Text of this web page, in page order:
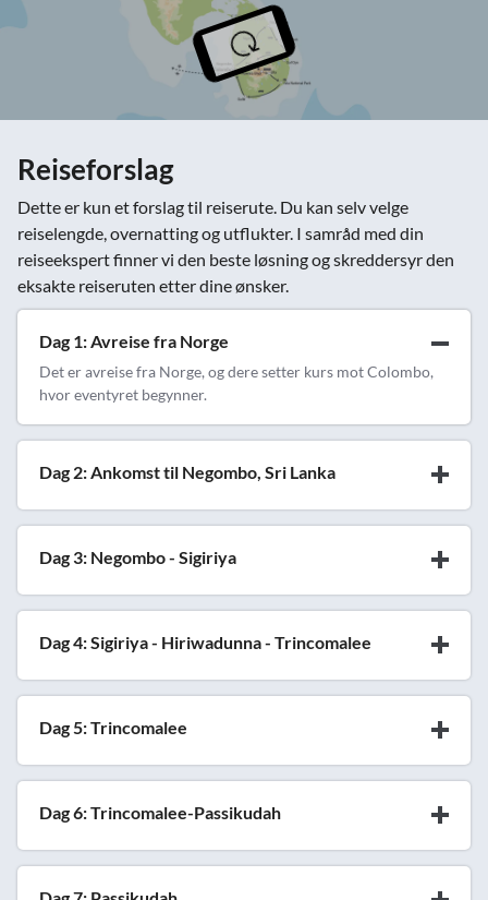
Reiseforslag
Dette er kun et forslag til reiserute. Du kan selv velge
reiselengde, overnatting og utflukter. I samråd med din
reiseekspert finner vi den beste løsning og skreddersyr den
eksakte reiseruten etter dine ønsker.
Dag 1: Avreise fra Norge
Det er avreise fra Norge, og dere setter kurs mot Colombo,
hvor eventyret begynner.
Dag 2: Ankomst til Negombo, Sri Lanka
Dag 3: Negombo - Sigiriya
Dag 4: Sigiriya - Hiriwadunna - Trincomalee
Dag 5: Trincomalee
Dag 6: Trincomalee-Passikudah